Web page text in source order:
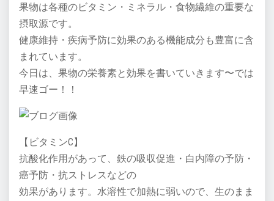
果物は各種のビタミン・ミネラル・食物繊維の重要な
摂取源です。
健康維持・疾病予防に効果のある機能成分も豊富に含
まれています。
今日は、果物の栄養素と効果を書いていきます〜では
早速ゴー！！
【ビタミンC】
抗酸化作用があって、鉄の吸収促進・白内障の予防・
癌予防・抗ストレスなどの
効果があります。水溶性で加熱に弱いので、生のまま